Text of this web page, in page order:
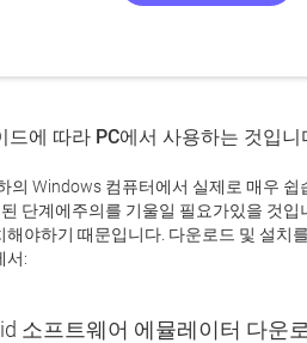
드에 따라 PC에서 사용하는 것입니
의 Windows 컴퓨터에서 실제로 매우
단계에주의를 기울일 필요가있을 것
야하기 때문입니다. 다운로드 및 설치
서:
소프트웨어 에뮬레이터 다운